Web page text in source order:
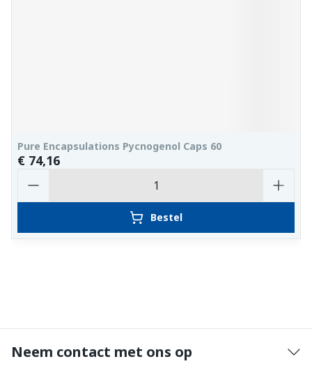
Pure Encapsulations Pycnogenol Caps 60
€ 74,16
Bestel
Neem contact met ons op